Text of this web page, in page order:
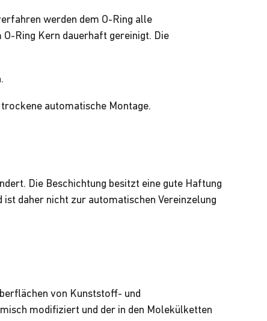
werden dem O-Ring alle
Ring Kern dauerhaft gereinigt. Die
automatische Montage.
Die Beschichtung besitzt eine gute Haftung
ist daher nicht zur automatischen Vereinzelung
von Kunststoff- und
modifiziert und der in den Molekülketten